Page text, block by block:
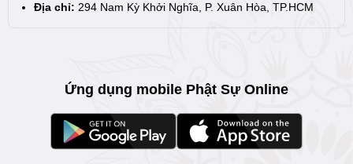
Địa chỉ: 294 Nam Kỳ Khởi Nghĩa, P. Xuân Hòa, TP.HCM
Ứng dụng mobile Phật Sự Online